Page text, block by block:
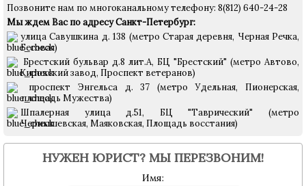
Позвоните нам по многоканальному телефону: 8(812) 640-24-28
Мы ждем Вас по адресу Санкт-Петербург:
улица Савушкина д. 138 (метро Старая деревня, Черная Речка,
Беговая)
Брестский бульвар д.8 лит.А, БЦ "Брестский" (метро Автово,
Кировский завод, Проспект ветеранов)
проспект Энгельса д. 37 (метро Удельная, Пионерская,
площадь Мужества)
Шпалерная улица д.51, БЦ "Таврический" (метро
Чернышевская, Маяковская, Площадь восстания)
НУЖЕН ЮРИСТ? МЫ ПЕРЕЗВОНИМ!
Имя: